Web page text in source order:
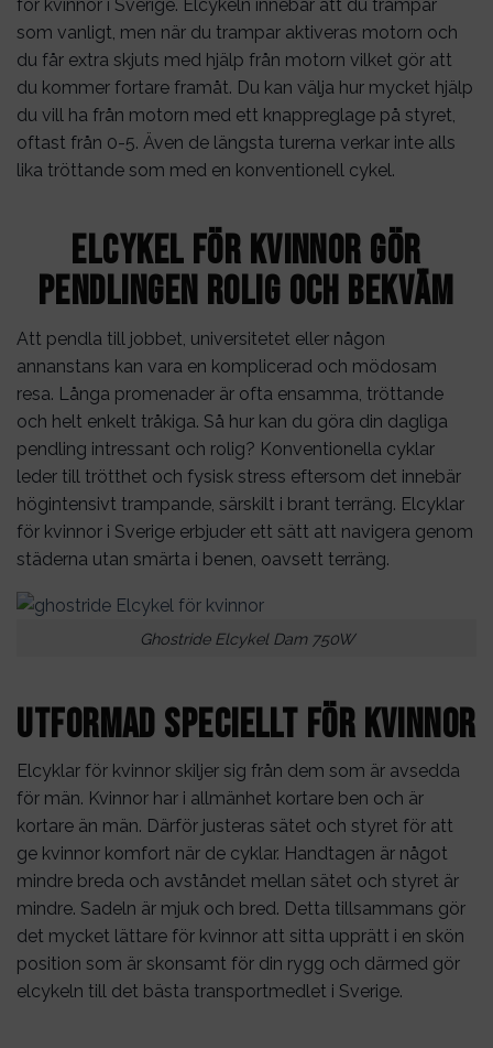
för kvinnor i Sverige. Elcykeln innebär att du trampar
som vanligt, men när du trampar aktiveras motorn och
du får extra skjuts med hjälp från motorn vilket gör att
du kommer fortare framåt. Du kan välja hur mycket hjälp
du vill ha från motorn med ett knappreglage på styret,
oftast från 0-5. Även de längsta turerna verkar inte alls
lika tröttande som med en konventionell cykel.
Elcykel för kvinnor gör
pendlingen rolig och bekväm
Att pendla till jobbet, universitetet eller någon
annanstans kan vara en komplicerad och mödosam
resa. Långa promenader är ofta ensamma, tröttande
och helt enkelt tråkiga. Så hur kan du göra din dagliga
pendling intressant och rolig? Konventionella cyklar
leder till trötthet och fysisk stress eftersom det innebär
högintensivt trampande, särskilt i brant terräng. Elcyklar
för kvinnor i Sverige erbjuder ett sätt att navigera genom
städerna utan smärta i benen, oavsett terräng.
Ghostride Elcykel Dam 750W
Utformad speciellt för kvinnor
Elcyklar för kvinnor skiljer sig från dem som är avsedda
för män. Kvinnor har i allmänhet kortare ben och är
kortare än män. Därför justeras sätet och styret för att
ge kvinnor komfort när de cyklar. Handtagen är något
mindre breda och avståndet mellan sätet och styret är
mindre. Sadeln är mjuk och bred. Detta tillsammans gör
det mycket lättare för kvinnor att sitta upprätt i en skön
position som är skonsamt för din rygg och därmed gör
elcykeln till det bästa transportmedlet i Sverige.